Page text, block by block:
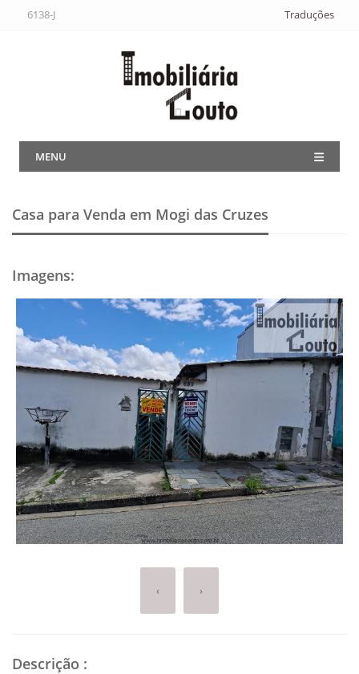
6138-J Traduções
MENU
Casa para Venda em Mogi das Cruzes
Imagens:
‹ ›
Descrição :